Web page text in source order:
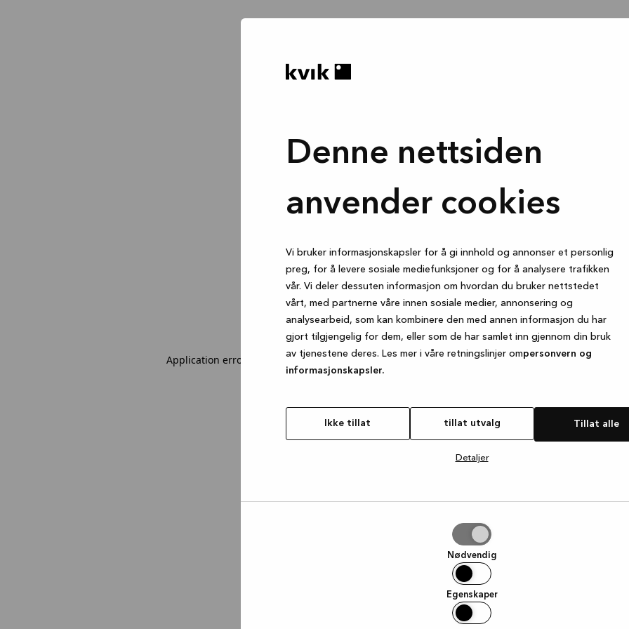
Denne nettsiden
anvender cookies
Vi bruker informasjonskapsler for å gi innhold og annonser et personlig
preg, for å levere sosiale mediefunksjoner og for å analysere trafikken
vår. Vi deler dessuten informasjon om hvordan du bruker nettstedet
vårt, med partnerne våre innen sosiale medier, annonsering og
analysearbeid, som kan kombinere den med annen informasjon du har
gjort tilgjengelig for dem, eller som de har samlet inn gjennom din bruk
av tjenestene deres. Les mer i våre retningslinjer ompersonvern og
informasjonskapsler.
Ikke tillat tillat utvalg Tillat alle
Detaljer
Nødvendig
Egenskaper
Application error: a client-side exception has occurred while loadingwww.kvik.no (see the